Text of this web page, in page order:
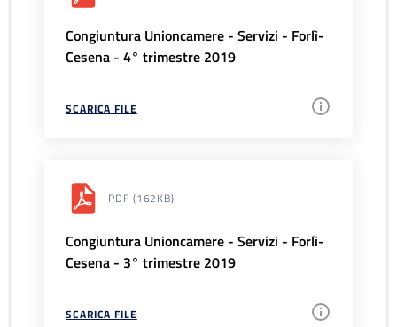
Congiuntura Unioncamere - Servizi - Forlì-
Cesena - 4° trimestre 2019
SCARICA FILE
PDF (162KB)
Congiuntura Unioncamere - Servizi - Forlì-
Cesena - 3° trimestre 2019
SCARICA FILE